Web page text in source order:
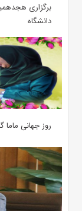
برگزاری
دانشگاه
روز جهانی ماما